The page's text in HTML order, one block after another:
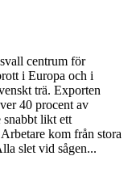
centrum för
i Europa och i
trä. Exporten
40 procent av
snabbt likt ett
kom från stora
slet vid sågen...